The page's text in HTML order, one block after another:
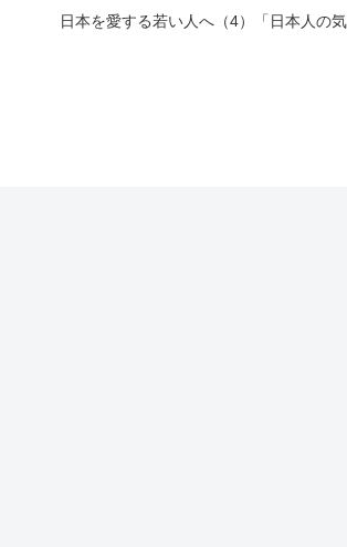
日本を愛する若い人へ（4）「日本人の気